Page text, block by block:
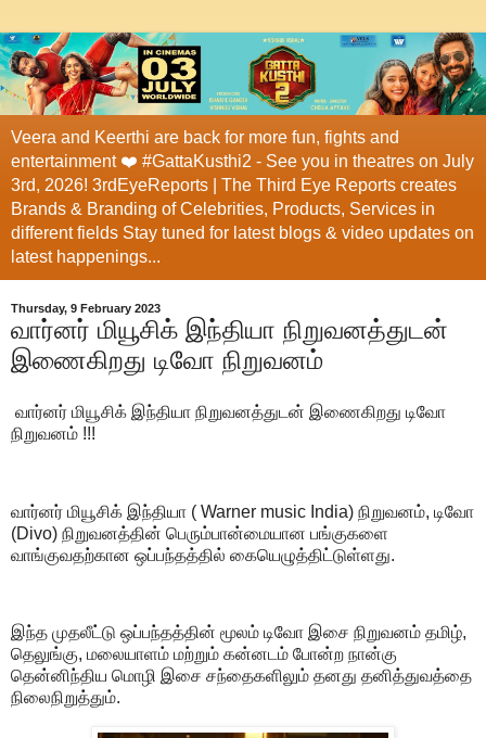
Veera and Keerthi are back for more fun, fights and
entertainment ❤️ #GattaKusthi2 - See you in theatres on July
3rd, 2026! 3rdEyeReports | The Third Eye Reports creates
Brands & Branding of Celebrities, Products, Services in
different fields Stay tuned for latest blogs & video updates on
latest happenings...
Thursday, 9 February 2023
வார்னர் மியூசிக் இந்தியா நிறுவனத்துடன்
இணைகிறது டிவோ நிறுவனம்
வார்னர் மியூசிக் இந்தியா நிறுவனத்துடன் இணைகிறது டிவோ
நிறுவனம் !!!
வார்னர் மியூசிக் இந்தியா ( Warner music India) நிறுவனம், டிவோ
(Divo) நிறுவனத்தின் பெரும்பான்மையான பங்குகளை
வாங்குவதற்கான ஒப்பந்தத்தில் கையெழுத்திட்டுள்ளது.
இந்த முதலீட்டு ஒப்பந்தத்தின் மூலம் டிவோ இசை நிறுவனம் தமிழ்,
தெலுங்கு, மலையாளம் மற்றும் கன்னடம் போன்ற நான்கு
தென்னிந்திய மொழி இசை சந்தைகளிலும் தனது தனித்துவத்தை
நிலைநிறுத்தும்.